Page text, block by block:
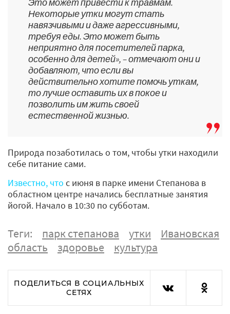
Некоторые утки могут стать
навязчивыми и даже агрессивными,
требуя еды. Это может быть
неприятно для посетителей парка,
особенно для детей», – отмечают они и
добавляют, что если вы
действительно хотите помочь уткам,
то лучше оставить их в покое и
позволить им жить своей
естественной жизнью.
Природа позаботилась о том, чтобы утки находили
себе питание сами.
Известно, что с июня в парке имени Степанова в
областном центре начались бесплатные занятия
йогой. Начало в 10:30 по субботам.
Теги: парк степанова утки
Ивановская
область
здоровье культура
ПОДЕЛИТЬСЯ В СОЦИАЛЬНЫХ
СЕТЯХ